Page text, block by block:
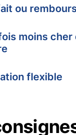
ou
moins cher
flexible